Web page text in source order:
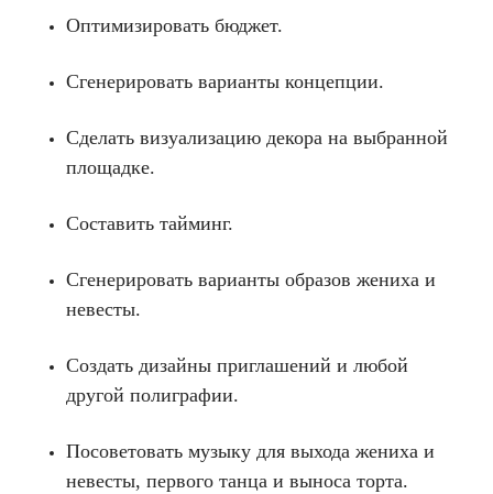
Оптимизировать бюджет.
Сгенерировать варианты концепции.
Сделать визуализацию декора на выбранной
площадке.
Составить тайминг.
Сгенерировать варианты образов жениха и
невесты.
Создать дизайны приглашений и любой
другой полиграфии.
Посоветовать музыку для выхода жениха и
невесты, первого танца и выноса торта.